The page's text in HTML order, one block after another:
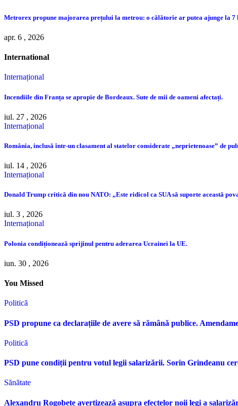
Metrorex propune majorarea prețului la metrou: o călătorie ar putea ajunge la 7
apr. 6 , 2026
International
Internațional
Incendiile din Franța se apropie de Bordeaux. Sute de mii de oameni afectați.
iul. 27 , 2026
Internațional
România, inclusă într-un clasament al statelor considerate „neprietenoase” de
iul. 14 , 2026
Internațional
Donald Trump critică din nou NATO: „Este ridicol ca SUA să suporte această
iul. 3 , 2026
Internațional
Polonia condiționează sprijinul pentru aderarea Ucrainei la UE.
iun. 30 , 2026
You Missed
Politică
PSD propune ca declarațiile de avere să rămână publice.
Politică
PSD pune condiții pentru votul legii salarizării. Sorin Grindeanu
Sănătate
Alexandru Rogobete avertizează asupra efectelor noii legi a